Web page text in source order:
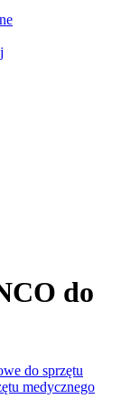
do
do sprzętu
medycznego